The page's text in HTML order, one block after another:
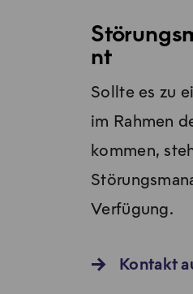
nt
Sollte es zu
im Rahmen
kommen,
Verfügung.
Kontakt